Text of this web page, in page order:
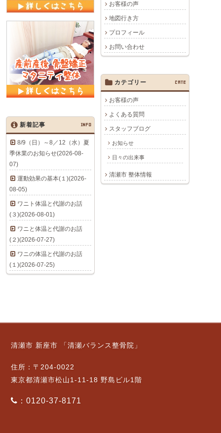
お客様の声
地図行き方
プロフィール
お問い合わせ
カテゴリー CATE
お客様の声
よくある質問
スタッフブログ
お知らせ
日々の出来事
清瀬市 整体情報
新着記事 INFO
8/9（日）～8／12（水）夏
季休業のお知らせ(2026-08-
07)
運動効果の基本(１)(2026-
08-05)
ワニト体温と代謝のお話
(３)(2026-08-01)
ワニと体温と代謝のお話
(２)(2026-07-27)
ワニの体温と代謝のお話
(１)(2026-07-25)
清瀬市 新座市 「清瀬バランス整骨院」
住所：〒204-0022
東京都清瀬市松山1-11-18 野島ビル1階
：0120-37-8171